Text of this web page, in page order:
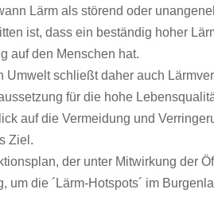
Lärm als störend oder
ist, dass ein beständig hoher
auf den Menschen hat.
Umwelt schließt daher auch
für die hohe
auf die Vermeidung und
Ziel.
der unter Mitwirkung der
um die ´Lärm-Hotspots´ im